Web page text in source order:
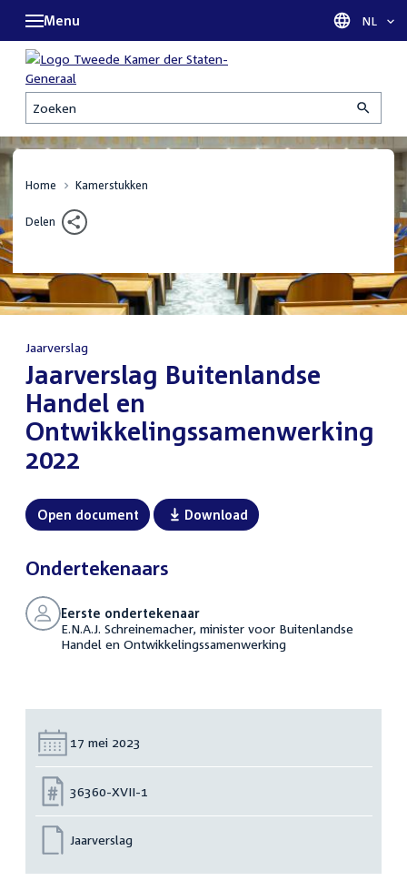
Zoeken
Menu Taal
NL
Home Kamerstukken
Delen
Jaarverslag
Jaarverslag Buitenlandse
Handel en
Ontwikkelingssamenwerking
2022
Open document Download
Ondertekenaars
Eerste ondertekenaar
E.N.A.J. Schreinemacher, minister voor Buitenlandse
Handel en Ontwikkelingssamenwerking
Datum:
17 mei 2023
Nummer:
36360-XVII-1
Jaarverslag